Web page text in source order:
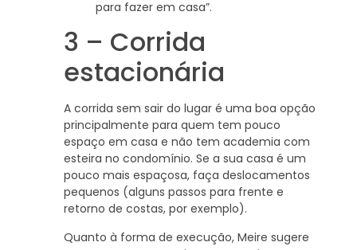
para fazer em casa”.
3 – Corrida
estacionária
A corrida sem sair do lugar é uma boa opção
principalmente para quem tem pouco
espaço em casa e não tem academia com
esteira no condomínio. Se a sua casa é um
pouco mais espaçosa, faça deslocamentos
pequenos (alguns passos para frente e
retorno de costas, por exemplo).
Quanto à forma de execução, Meire sugere